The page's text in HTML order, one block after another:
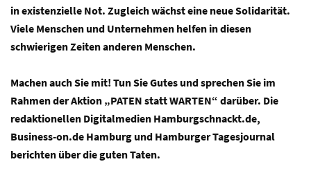
in existenzielle Not. Zugleich wächst eine neue Solidarität.
Viele Menschen und Unternehmen helfen in diesen
schwierigen Zeiten anderen Menschen.
Machen auch Sie mit! Tun Sie Gutes und sprechen Sie im
Rahmen der Aktion „PATEN statt WARTEN“ darüber. Die
redaktionellen Digitalmedien Hamburgschnackt.de,
Business-on.de Hamburg und Hamburger Tagesjournal
berichten über die guten Taten.